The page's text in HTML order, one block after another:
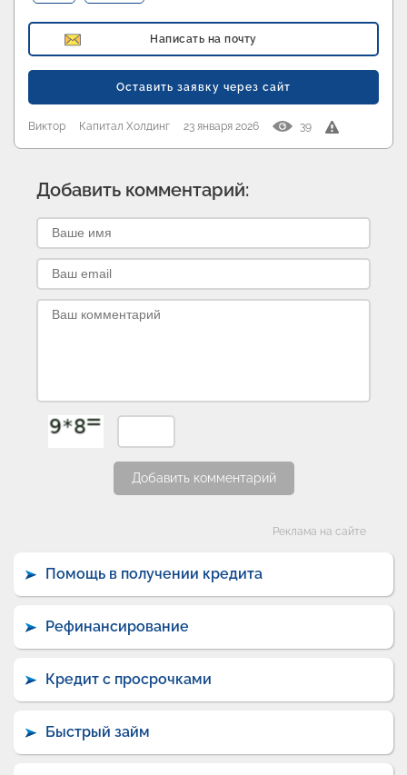
Написать на почту
Оставить заявку через сайт
Виктор Капитал Холдинг 23 января 2026 39
Добавить комментарий:
Добавить комментарий
Реклама на сайте
Помощь в получении кредита
Рефинансирование
Кредит с просрочками
Быстрый займ